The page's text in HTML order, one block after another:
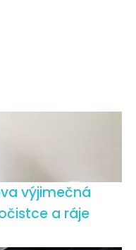
výjimečná
a ráje